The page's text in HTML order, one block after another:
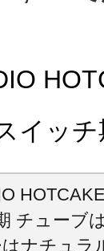
イッチ
チューブ
ナチュラ